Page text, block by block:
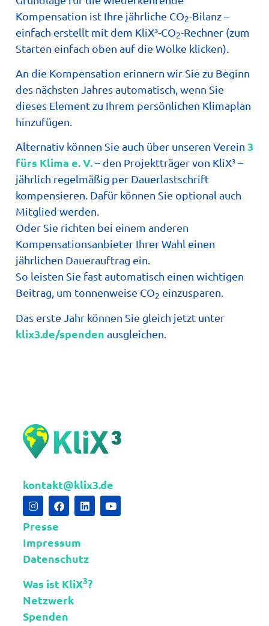
Kompensation ist Ihre jährliche CO2-Bilanz –
einfach erstellt mit dem KliX³-CO2-Rechner (zum
Starten einfach oben auf die Wolke klicken).
An die Kompensation erinnern wir Sie zu Beginn
des nächsten Jahres automatisch, wenn Sie
dieses Element zu Ihrem persönlichen Klimaplan
hinzufügen.
Alternativ können Sie auch über unseren Verein 3
fürs Klima e. V.– den Projektträger von KliX³ –
jährlich regelmäßig per Dauerlastschrift
kompensieren. Dafür können Sie optional auch
Mitglied werden.
Oder Sie richten bei einem anderen
Kompensationsanbieter Ihrer Wahl einen
jährlichen Dauerauftrag ein.
So leisten Sie fast automatisch einen wichtigen
Beitrag, um tonnenweise CO2 einzusparen.
Das erste Jahr können Sie gleich jetzt unter
klix3.de/spenden ausgleichen.
kontakt@klix3.de
Presse
Impressum
Datenschutz
Was ist KliX3?
Netzwerk
Spenden